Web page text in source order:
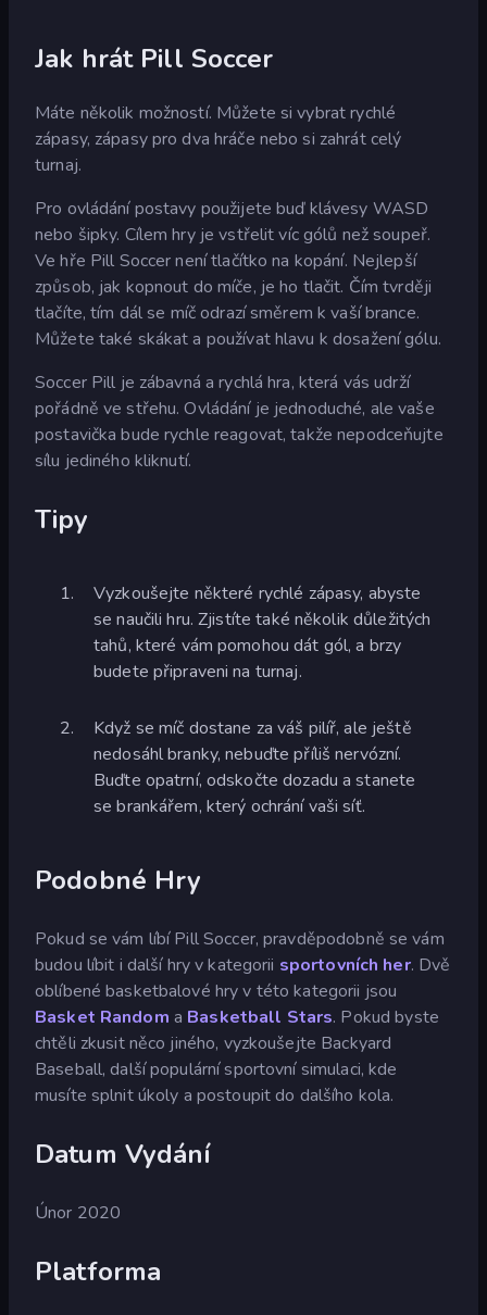
Jak hrát Pill Soccer
Máte několik možností. Můžete si vybrat rychlé
zápasy, zápasy pro dva hráče nebo si zahrát celý
turnaj.
Pro ovládání postavy použijete buď klávesy WASD
nebo šipky. Cílem hry je vstřelit víc gólů než soupeř.
Ve hře Pill Soccer není tlačítko na kopání. Nejlepší
způsob, jak kopnout do míče, je ho tlačit. Čím tvrději
tlačíte, tím dál se míč odrazí směrem k vaší brance.
Můžete také skákat a používat hlavu k dosažení gólu.
Soccer Pill je zábavná a rychlá hra, která vás udrží
pořádně ve střehu. Ovládání je jednoduché, ale vaše
postavička bude rychle reagovat, takže nepodceňujte
sílu jediného kliknutí.
Tipy
Vyzkoušejte některé rychlé zápasy, abyste
se naučili hru. Zjistíte také několik důležitých
tahů, které vám pomohou dát gól, a brzy
budete připraveni na turnaj.
Když se míč dostane za váš pilíř, ale ještě
nedosáhl branky, nebuďte příliš nervózní.
Buďte opatrní, odskočte dozadu a stanete
se brankářem, který ochrání vaši síť.
Podobné Hry
Pokud se vám líbí Pill Soccer, pravděpodobně se vám
budou líbit i další hry v kategorii sportovních her. Dvě
oblíbené basketbalové hry v této kategorii jsou
Basket Random a Basketball Stars. Pokud byste
chtěli zkusit něco jiného, vyzkoušejte Backyard
Baseball, další populární sportovní simulaci, kde
musíte splnit úkoly a postoupit do dalšího kola.
Datum Vydání
Únor 2020
Platforma